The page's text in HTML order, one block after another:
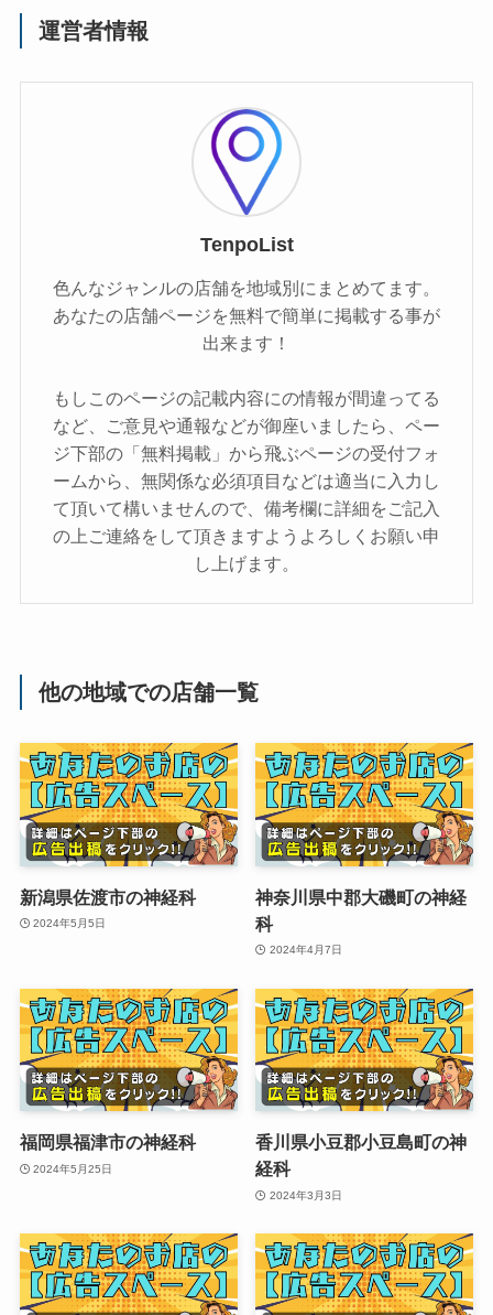
運営者情報
TenpoList
色んなジャンルの店舗を地域別にまとめてます。
あなたの店舗ページを無料で簡単に掲載する事が
出来ます！
もしこのページの記載内容にの情報が間違ってる
など、ご意見や通報などが御座いましたら、ペー
ジ下部の「無料掲載」から飛ぶページの受付フォ
ームから、無関係な必須項目などは適当に入力し
て頂いて構いませんので、備考欄に詳細をご記入
の上ご連絡をして頂きますようよろしくお願い申
し上げます。
他の地域での店舗一覧
新潟県佐渡市の神経科
2024年5月5日
神奈川県中郡大磯町の神経
科
2024年4月7日
福岡県福津市の神経科
2024年5月25日
香川県小豆郡小豆島町の神
経科
2024年3月3日